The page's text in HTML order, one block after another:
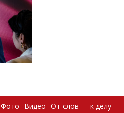
Фото Видео От слов — к делу